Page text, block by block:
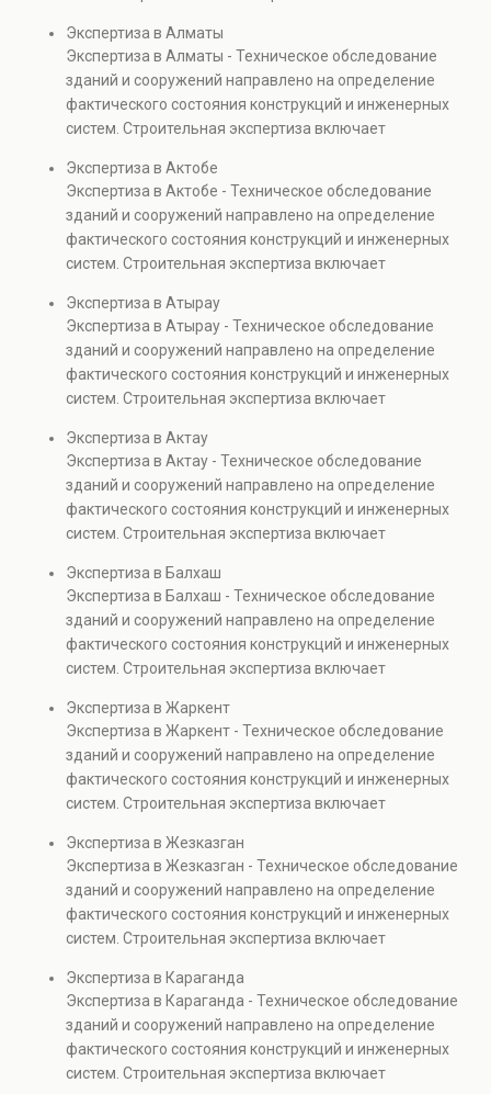
элементов и оценку эксплуатационной безопасности.
Услуга востребована при покупке недвижимости,
капитальном ремонте и реконструкции объектов, а
также при судебных разбирательствах и технических
проверках.
Экспертиза в Алматы
Экспертиза в Алматы - Техническое обследование
зданий и сооружений направлено на определение
фактического состояния конструкций и инженерных
систем. Строительная экспертиза включает
элементов и оценку эксплуатационной безопасности.
Услуга востребована при покупке недвижимости,
капитальном ремонте и реконструкции объектов, а
также при судебных разбирательствах и технических
проверках.
Экспертиза в Актобе
Экспертиза в Актобе - Техническое обследование
зданий и сооружений направлено на определение
фактического состояния конструкций и инженерных
систем. Строительная экспертиза включает
элементов и оценку эксплуатационной безопасности.
Услуга востребована при покупке недвижимости,
капитальном ремонте и реконструкции объектов, а
также при судебных разбирательствах и технических
проверках.
Экспертиза в Атырау
Экспертиза в Атырау - Техническое обследование
зданий и сооружений направлено на определение
фактического состояния конструкций и инженерных
систем. Строительная экспертиза включает
элементов и оценку эксплуатационной безопасности.
Услуга востребована при покупке недвижимости,
капитальном ремонте и реконструкции объектов, а
также при судебных разбирательствах и технических
проверках.
Экспертиза в Актау
Экспертиза в Актау - Техническое обследование
зданий и сооружений направлено на определение
фактического состояния конструкций и инженерных
систем. Строительная экспертиза включает
элементов и оценку эксплуатационной безопасности.
Услуга востребована при покупке недвижимости,
капитальном ремонте и реконструкции объектов, а
также при судебных разбирательствах и технических
проверках.
Экспертиза в Балхаш
Экспертиза в Балхаш - Техническое обследование
зданий и сооружений направлено на определение
фактического состояния конструкций и инженерных
систем. Строительная экспертиза включает
элементов и оценку эксплуатационной безопасности.
Услуга востребована при покупке недвижимости,
капитальном ремонте и реконструкции объектов, а
также при судебных разбирательствах и технических
проверках.
Экспертиза в Жаркент
Экспертиза в Жаркент - Техническое обследование
зданий и сооружений направлено на определение
фактического состояния конструкций и инженерных
систем. Строительная экспертиза включает
элементов и оценку эксплуатационной безопасности.
Услуга востребована при покупке недвижимости,
капитальном ремонте и реконструкции объектов, а
также при судебных разбирательствах и технических
проверках.
Экспертиза в Жезказган
Экспертиза в Жезказган - Техническое обследование
зданий и сооружений направлено на определение
фактического состояния конструкций и инженерных
систем. Строительная экспертиза включает
элементов и оценку эксплуатационной безопасности.
Услуга востребована при покупке недвижимости,
капитальном ремонте и реконструкции объектов, а
также при судебных разбирательствах и технических
проверках.
Экспертиза в Караганда
Экспертиза в Караганда - Техническое обследование
зданий и сооружений направлено на определение
фактического состояния конструкций и инженерных
систем. Строительная экспертиза включает